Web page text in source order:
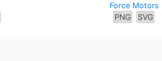
Force Motors
PNG
SVG